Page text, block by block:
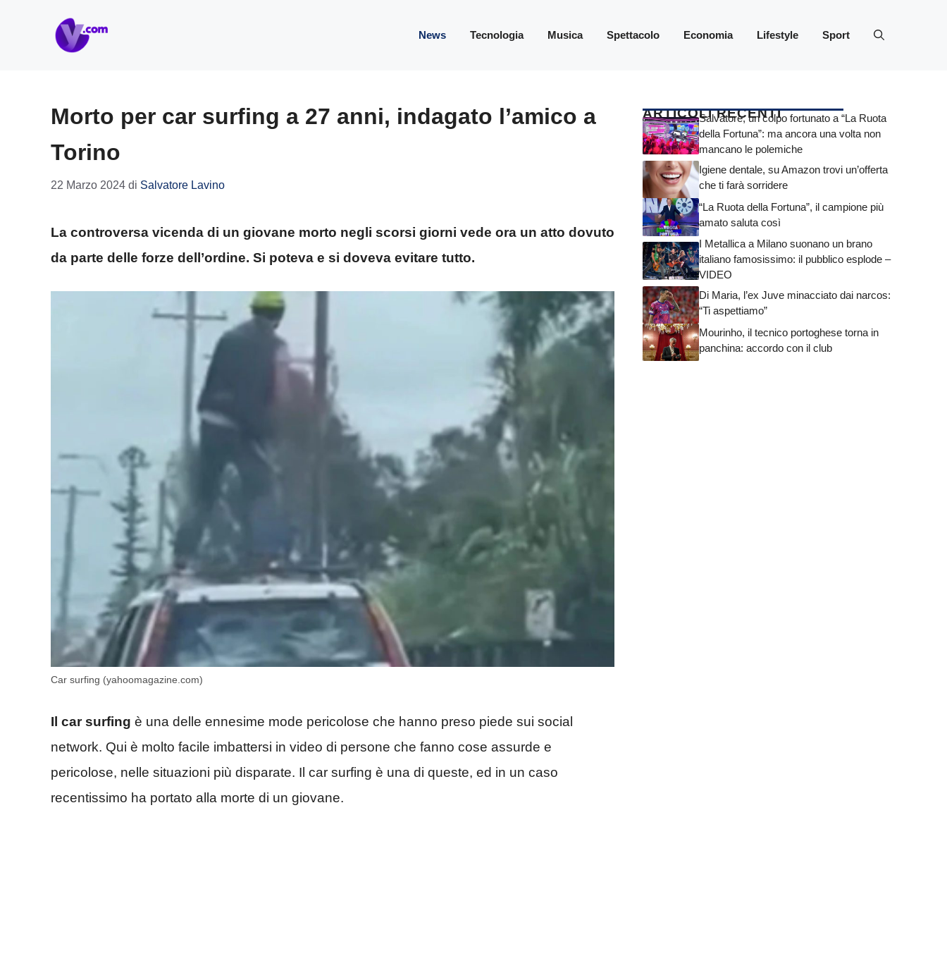
News Tecnologia Musica Spettacolo Economia Lifestyle Sport
Morto per car surfing a 27 anni, indagato l’amico a
Torino
22 Marzo 2024 di Salvatore Lavino
La controversa vicenda di un giovane morto negli scorsi giorni vede ora un atto dovuto
da parte delle forze dell’ordine. Si poteva e si doveva evitare tutto.
Car surfing (yahoomagazine.com)
Il car surfing è una delle ennesime mode pericolose che hanno preso piede sui social
network. Qui è molto facile imbattersi in video di persone che fanno cose assurde e
pericolose, nelle situazioni più disparate. Il car surfing è una di queste, ed in un caso
recentissimo ha portato alla morte di un giovane.
ARTICOLI RECENTI
Salvatore, un colpo fortunato a “La Ruota
della Fortuna”: ma ancora una volta non
mancano le polemiche
Igiene dentale, su Amazon trovi un’offerta
che ti farà sorridere
“La Ruota della Fortuna”, il campione più
amato saluta così
I Metallica a Milano suonano un brano
italiano famosissimo: il pubblico esplode –
VIDEO
Di Maria, l’ex Juve minacciato dai narcos:
“Ti aspettiamo”
Mourinho, il tecnico portoghese torna in
panchina: accordo con il club